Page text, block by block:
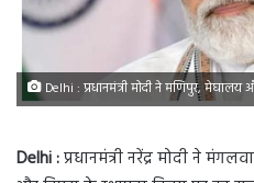
Delhi : प्रधानमंत्री मोदी ने मणिपुर, मेघालय
Delhi :प्रधानमंत्री नरेंद्र मोदी ने